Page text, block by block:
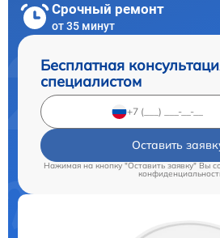
Срочный ремонт
от 35 минут
Бесплатная
специалистом
Оставить
Нажимая на кнопку "Оставить заявку" Вы